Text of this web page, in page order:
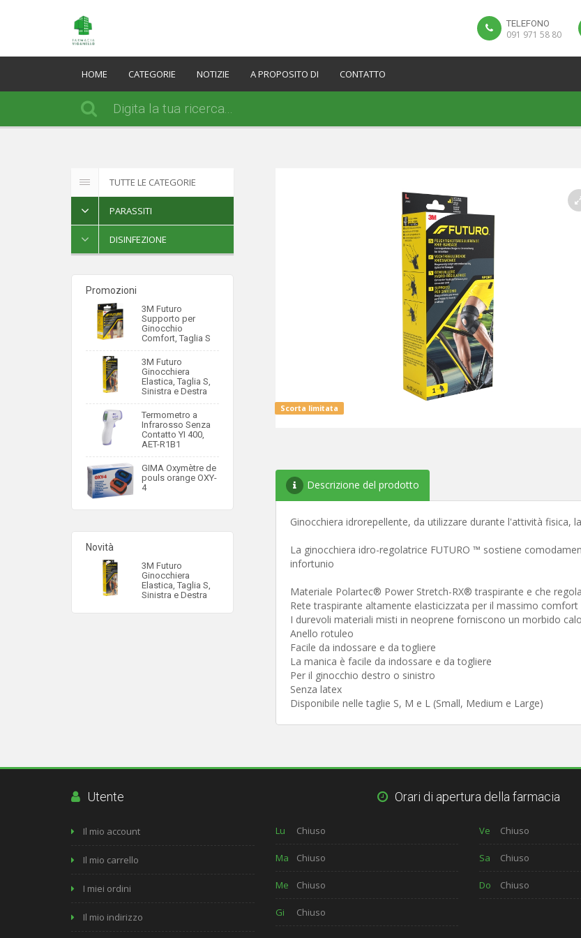
TELEFONO
091 971 58 80
HOME CATEGORIE NOTIZIE A PROPOSITO DI CONTATTO
TUTTE LE CATEGORIE
PARASSITI
DISINFEZIONE
Promozioni
3M Futuro
Supporto per
Ginocchio
Comfort, Taglia S
3M Futuro
Ginocchiera
Elastica, Taglia S,
Sinistra e Destra
Termometro a
Infrarosso Senza
Contatto YI 400,
AET-R1B1
GIMA Oxymètre de
pouls orange OXY-
4
Novità
3M Futuro
Ginocchiera
Elastica, Taglia S,
Sinistra e Destra
Scorta limitata
Descrizione del prodotto
Ginocchiera idrorepellente, da utilizzare durante l'attività fisica,
La ginocchiera idro-regolatrice FUTURO ™ sostiene
infortunio
Materiale Polartec® Power Stretch-RX® traspirante e che
Rete traspirante altamente elasticizzata per il massimo comfort
I durevoli materiali misti in neoprene forniscono un morbido
Anello rotuleo
Facile da indossare e da togliere
La manica è facile da indossare e da togliere
Per il ginocchio destro o sinistro
Senza latex
Disponibile nelle taglie S, M e L (Small, Medium e Large)
Utente
Il mio account
Il mio carrello
I miei ordini
Il mio indirizzo
Orari di apertura della farmacia
Lu Chiuso
Ma Chiuso
Me Chiuso
Gi Chiuso
Ve Chiuso
Sa Chiuso
Do Chiuso